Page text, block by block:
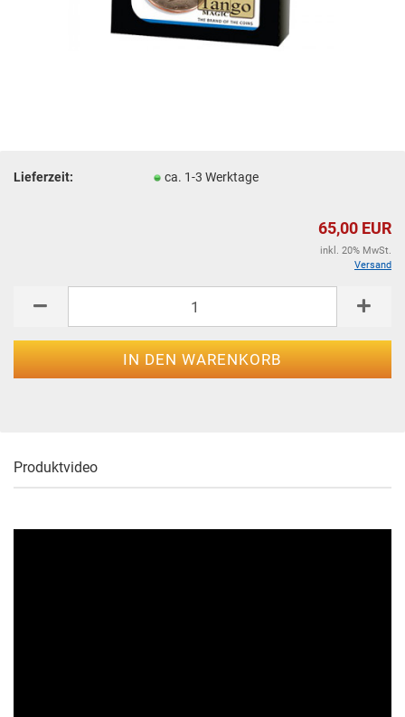
Lieferzeit: ca. 1-3 Werktage
65,00 EUR
inkl. 20% MwSt.
Versand
Produktvideo